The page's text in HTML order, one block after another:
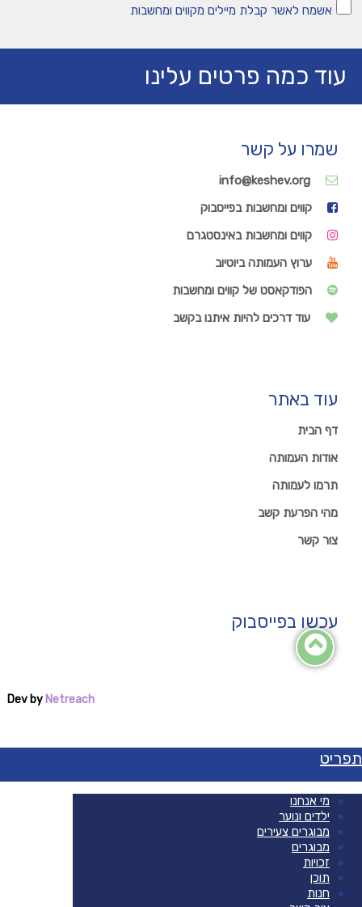
אשמח לאשר קבלת מיילים מקווים ומחשבות
עוד כמה פרטים עלינו
שמרו על קשר
קווים ומחשבות בפייסבוק
קווים ומחשבות באינסטגרם
ערוץ העמותה ביוטיוב
הפודקאסט של קווים ומחשבות
עוד דרכים להיות איתנו בקשב
עוד באתר
דף הבית
אודות העמותה
תרמו לעמותה
מהי הפרעת קשב
צור קשר
עכשו בפייסבוק
Dev byNetreach
מי אנחנו
ילדים ונוער
מבוגרים צעירים
מבוגרים
זכויות
תוכן
חנות